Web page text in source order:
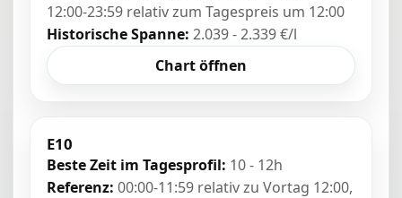
12:00-23:59 relativ zum Tagespreis um 12:00
Historische Spanne: 2.039 - 2.339 €/l
Chart öffnen
E10
Beste Zeit im Tagesprofil: 10 - 12h
Referenz: 00:00-11:59 relativ zu Vortag 12:00,